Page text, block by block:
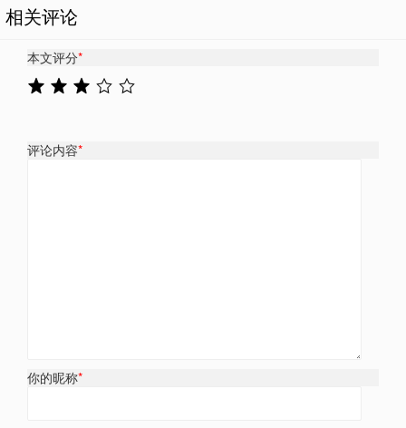
相关评论
本文评分*
评论内容*
你的昵称*